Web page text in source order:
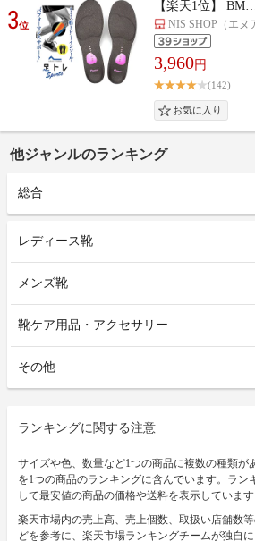
3位
【楽天1位】 BM…
NIS SHOP（エヌ
3,960円
(142)
他ジャンルのランキング
総合
レディース靴
メンズ靴
靴ケア用品・アクセサリー
その他
ランキングに関する注意
サイズや色、数量など1つの商品に複数の種類が
を1つの商品のランキングに含んでいます。ラン
して最安値の商品の価格や送料を表示しています
楽天市場内の売上高、売上個数、取扱い店舗数
どを参考に、楽天市場ランキングチームが独自